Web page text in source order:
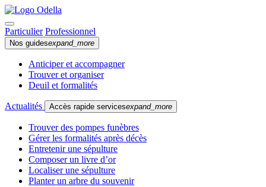
Particulier Professionnel
Nos guidesexpand_more
Anticiper et accompagner
Trouver et organiser
Deuil et formalités
Actualités Accès rapide servicesexpand_more
Trouver des pompes funèbres
Gérer les formalités après décès
Entretenir une sépulture
Composer un livre d’or
Localiser une sépulture
Planter un arbre du souvenir